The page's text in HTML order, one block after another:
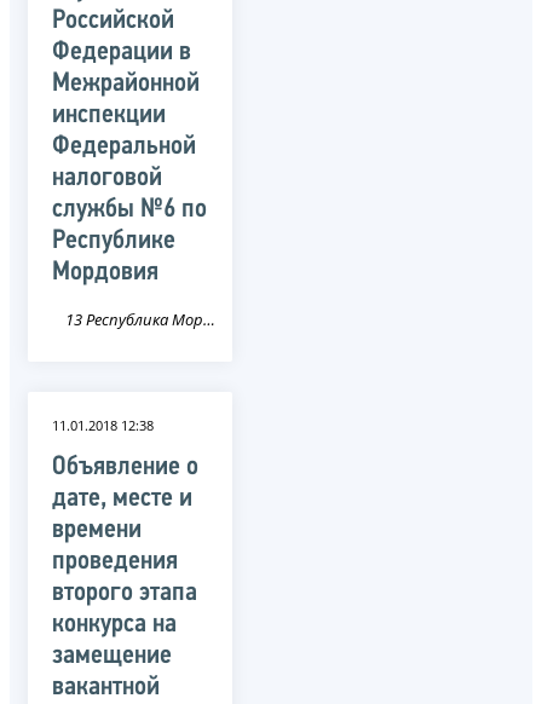
Российской
Федерации в
Межрайонной
инспекции
Федеральной
налоговой
службы №6 по
Республике
Мордовия
13 Республика Мордовия
11.01.2018 12:38
Объявление о
дате, месте и
времени
проведения
второго этапа
конкурса на
замещение
вакантной